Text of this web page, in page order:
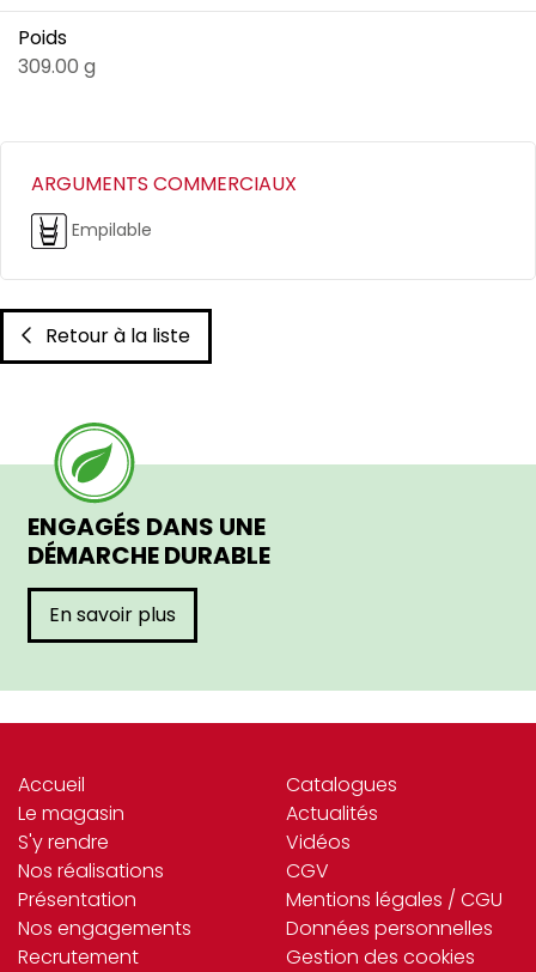
Poids
309.00 g
ARGUMENTS COMMERCIAUX
Empilable
Retour à la liste
ENGAGÉS DANS UNE
DÉMARCHE DURABLE
En savoir plus
Accueil
Le magasin
S'y rendre
Nos réalisations
Présentation
Nos engagements
Recrutement
Catalogues
Actualités
Vidéos
CGV
Mentions légales / CGU
Données personnelles
Gestion des cookies